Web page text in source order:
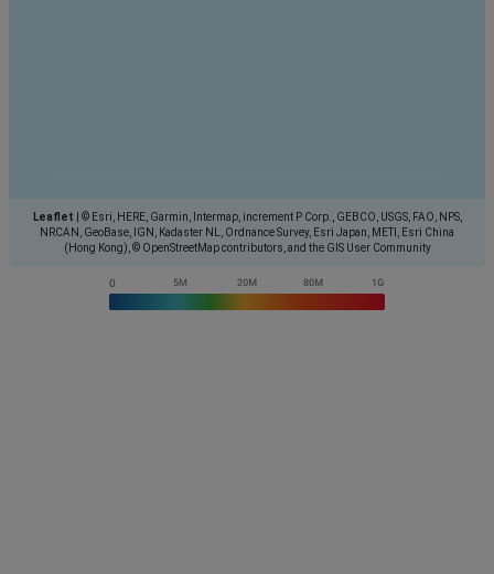
Leaflet
© Esri, HERE, Garmin, Intermap, increment P Corp., GEBCO, USGS, FAO, NPS,
NRCAN, GeoBase, IGN, Kadaster NL, Ordnance Survey, Esri Japan, METI, Esri China
(Hong Kong), © OpenStreetMap contributors, and the GIS User Community